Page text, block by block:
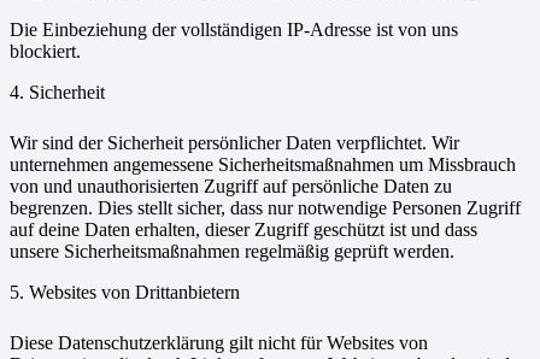
Die Einbeziehung der vollständigen IP-Adresse ist von uns
blockiert.
4. Sicherheit
Wir sind der Sicherheit persönlicher Daten verpflichtet. Wir
unternehmen angemessene Sicherheitsmaßnahmen um Missbrauch
von und unauthorisierten Zugriff auf persönliche Daten zu
begrenzen. Dies stellt sicher, dass nur notwendige Personen Zugriff
auf deine Daten erhalten, dieser Zugriff geschützt ist und dass
unsere Sicherheitsmaßnahmen regelmäßig geprüft werden.
5. Websites von Drittanbietern
Diese Datenschutzerklärung gilt nicht für Websites von